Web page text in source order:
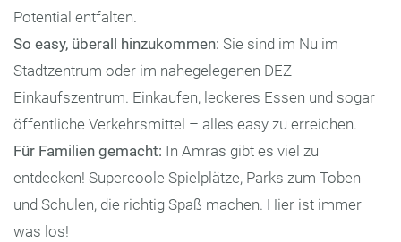
Potential entfalten.
So easy, überall hinzukommen: Sie sind im Nu im
Stadtzentrum oder im nahegelegenen DEZ-
Einkaufszentrum. Einkaufen, leckeres Essen und sogar
öffentliche Verkehrsmittel – alles easy zu erreichen.
Für Familien gemacht: In Amras gibt es viel zu
entdecken! Supercoole Spielplätze, Parks zum Toben
und Schulen, die richtig Spaß machen. Hier ist immer
was los!